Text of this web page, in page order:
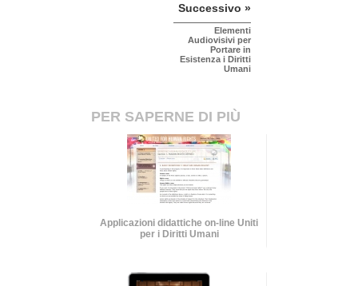
Successivo »
Elementi
Audiovisivi per
Portare in
Esistenza i Diritti
Umani
PER SAPERNE DI PIÙ
Applicazioni didattiche on-line Uniti
per i Diritti Umani